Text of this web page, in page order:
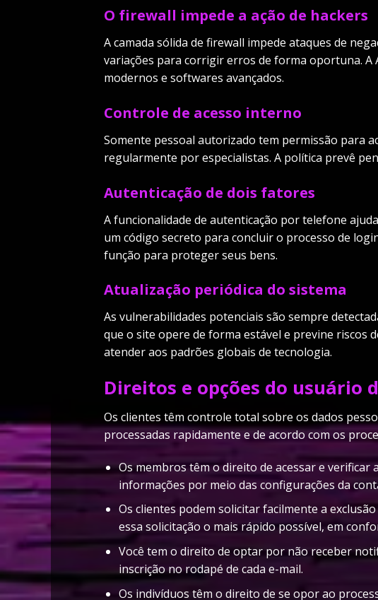
O firewall impede a ação de hackers
A camada sólida de firewall impede ataques de
variações para corrigir erros de forma oportuna.
modernos e softwares avançados.
Controle de acesso interno
Somente pessoal autorizado tem permissão para
regularmente por especialistas. A política prevê
Autenticação de dois fatores
A funcionalidade de autenticação por telefone
um código secreto para concluir o processo de
função para proteger seus bens.
Atualização periódica do sistema
As vulnerabilidades potenciais são sempre
que o site opere de forma estável e previne riscos
atender aos padrões globais de tecnologia.
Direitos e opções do usuário
Os clientes têm controle total sobre os dados
processadas rapidamente e de acordo com os
Os membros têm o direito de acessar e verificar
informações por meio das configurações da
Os clientes podem solicitar facilmente a
essa solicitação o mais rápido possível, em
Você tem o direito de optar por não receber
inscrição no rodapé de cada e-mail.
Os indivíduos têm o direito de se opor ao